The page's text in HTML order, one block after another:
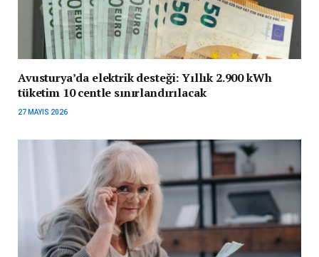
Avusturya’da elektrik desteği: Yıllık 2.900 kWh
tüketim 10 centle sınırlandırılacak
27 MAYIS 2026